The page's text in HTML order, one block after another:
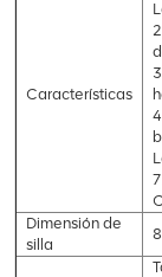
Características
Dimensión de
silla